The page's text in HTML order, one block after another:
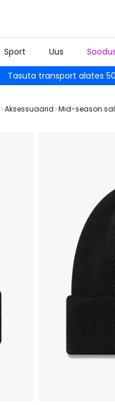
Sport Uus
Tasuta transport alates
Aksessuaarid Mid-season